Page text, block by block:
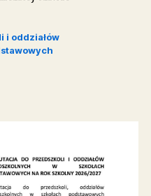
odwołanie od
rekrutacyjnej w
odmowy
rekrutacyjnej